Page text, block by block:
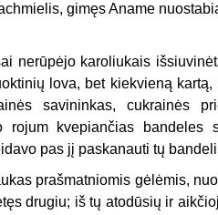
gimęs Aname
nerūpėjo karoliukais
lova, bet kiekvieną
sa­vininkas, cukrainės
kvepiančias bandeles
pas jį paskanauti tų
prašmatniomis gėlėmis,
drugiu; iš tų atodūsių ir